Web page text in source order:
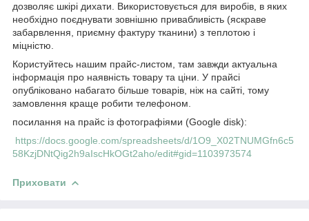
дозволяє шкірі дихати. Використовується для виробів, в яких
необхідно поєднувати зовнішню привабливість (яскраве
забарвлення, приємну фактуру тканини) з теплотою і
міцністю.
Користуйтесь нашим прайс-листом, там завжди актуальна
інформація про наявність товару та ціни. У прайсі
опубліковано набагато більше товарів, ніж на сайті, тому
замовлення краще робити телефоном.
посилання на прайс із фотографіями (Google disk):
https://docs.google.com/spreadsheets/d/1O9_X02TNUMGfn6c5
58KzjDNtQig2h9aIscHkOGt2aho/edit#gid=1103973574
Приховати